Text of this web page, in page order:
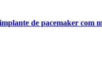
de pacemaker com